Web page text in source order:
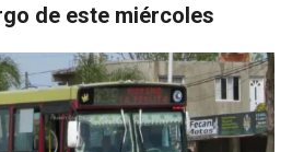
de este miércoles